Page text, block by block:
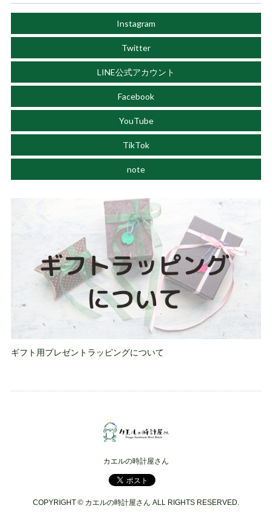
Instagram
Twitter
LINE公式アカウント
Facebook
YouTube
TikTok
note
ギフト用プレゼントラッピングについて
カエルの時計屋さん
COPYRIGHT © カエルの時計屋さん ALL RIGHTS RESERVED.